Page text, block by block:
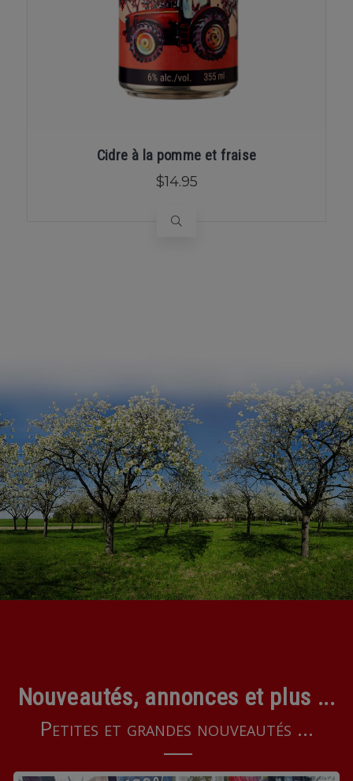
Cidre à la pomme et fraise
$14.95
Nouveautés, annonces et plus ...
Petites et grandes nouveautés ...